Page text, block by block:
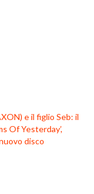
e il figlio Seb: il
Of Yesterday’,
disco